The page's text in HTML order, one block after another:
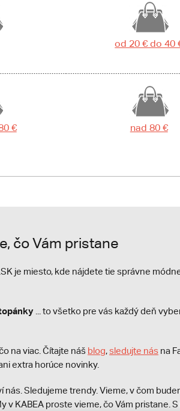
od 20 € do 40
€ nad 80 €
čo Vám pristane
je miesto, kde nájdete tie správne
... to všetko pre vás každý deň
na viac. Čítajte náš blog,sledujte nás na
extra horúce novinky.
nás. Sledujeme trendy. Vieme, v čom
v KABEA proste vieme, čo Vám pristane. S